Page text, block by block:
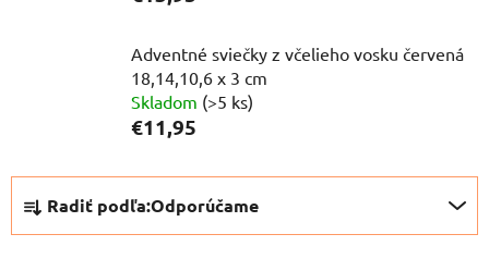
Adventné sviečky z včelieho vosku červená
18,14,10,6 x 3 cm
Skladom (>5 ks)
€11,95
R
d
Radiť podľa:Odporúčame